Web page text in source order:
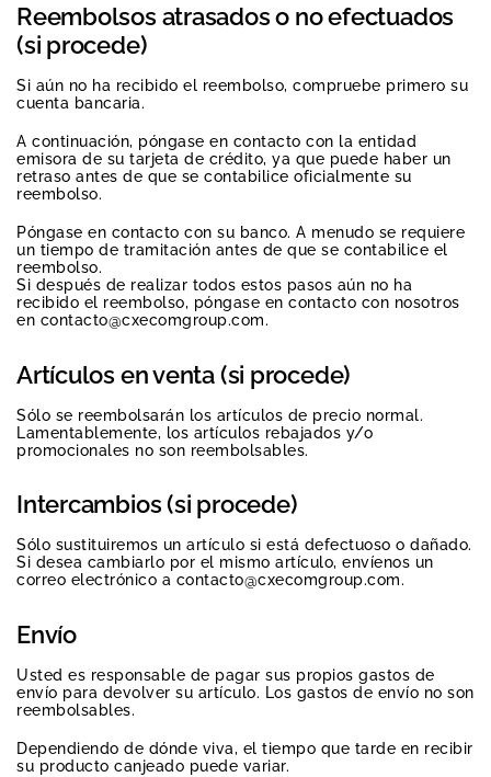
Reembolsos atrasados o no efectuados
(si procede)
Si aún no ha recibido el reembolso, compruebe primero su
cuenta bancaria.
A continuación, póngase en contacto con la entidad
emisora de su tarjeta de crédito, ya que puede haber un
retraso antes de que se contabilice oficialmente su
reembolso.
Póngase en contacto con su banco. A menudo se requiere
un tiempo de tramitación antes de que se contabilice el
reembolso.
Si después de realizar todos estos pasos aún no ha
recibido el reembolso, póngase en contacto con nosotros
en contacto@cxecomgroup.com.
Artículos en venta (si procede)
Sólo se reembolsarán los artículos de precio normal.
Lamentablemente, los artículos rebajados y/o
promocionales no son reembolsables.
Intercambios (si procede)
Sólo sustituiremos un artículo si está defectuoso o dañado.
Si desea cambiarlo por el mismo artículo, envíenos un
correo electrónico a contacto@cxecomgroup.com.
Envío
Usted es responsable de pagar sus propios gastos de
envío para devolver su artículo. Los gastos de envío no son
reembolsables.
Dependiendo de dónde viva, el tiempo que tarde en recibir
su producto canjeado puede variar.